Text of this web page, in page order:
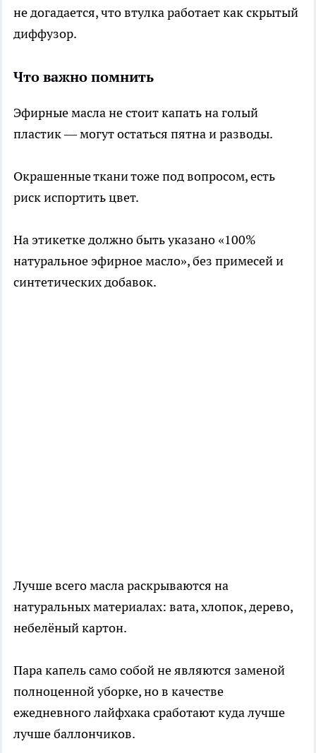
не догадается, что втулка работает как скрытый
диффузор.
Что важно помнить
Эфирные масла не стоит капать на голый
пластик — могут остаться пятна и разводы.
Окрашенные ткани тоже под вопросом, есть
риск испортить цвет.
На этикетке должно быть указано «100%
натуральное эфирное масло», без примесей и
синтетических добавок.
Лучше всего масла раскрываются на
натуральных материалах: вата, хлопок, дерево,
небелёный картон.
Пара капель само собой не являются заменой
полноценной уборке, но в качестве
ежедневного лайфхака сработают куда лучше
лучше баллончиков.